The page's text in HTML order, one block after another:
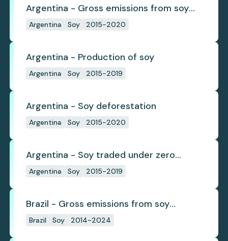
Argentina - Gross emissions from soy
deforestation
Argentina Soy 2015-2020
Argentina - Production of soy
Argentina Soy 2015-2019
Argentina - Soy deforestation
Argentina Soy 2015-2020
Argentina - Soy traded under zero
deforestation commitments
Argentina Soy 2015-2019
Brazil - Gross emissions from soy
deforestation
Brazil Soy 2014-2024